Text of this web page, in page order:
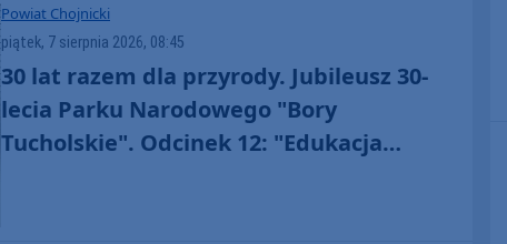
Powiat Chojnicki
piątek, 7 sierpnia 2026, 08:45
30 lat razem dla przyrody. Jubileusz 30-
lecia Parku Narodowego "Bory
Tucholskie". Odcinek 12: "Edukacja